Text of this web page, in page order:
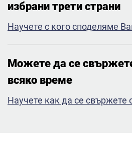
избрани трети страни​
Научете с кого споделяме
Можете да се
всяко време​
Научете как да се свържете